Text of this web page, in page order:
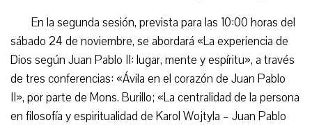
En la segunda sesión, prevista para las 10:00 horas del
sábado 24 de noviembre, se abordará «La experiencia de
Dios según Juan Pablo II: lugar, mente y espíritu», a través
de tres conferencias: «Ávila en el corazón de Juan Pablo
II», por parte de Mons. Burillo; «La centralidad de la persona
en filosofía y espiritualidad de Karol Wojtyla – Juan Pablo